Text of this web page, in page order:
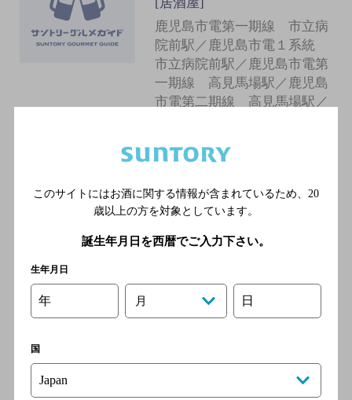
鹿児島市電第一期線 市立病
院前駅／鹿児島市電１系統
市立病院前駅／鹿児島市電第
一期線 高見馬場駅／鹿児島
市電第二期線 高見馬場駅／
味膳まさむね 雅宗
[居酒屋]
鹿児島市電第一期線 市立病
市立病院前駅／鹿児島市電第
一期線 高見馬場駅／鹿児島
市電第二期線 高見馬場駅／
このサイトにはお酒に関する情報が含まれているため、 20
歳以上の方を対象としています。
誕生年月日を西暦でご入力下さい。
生年月日
年 月 日
国